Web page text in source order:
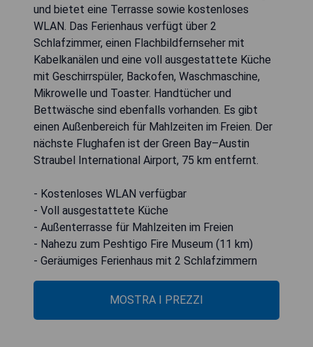
und bietet eine Terrasse sowie kostenloses
WLAN. Das Ferienhaus verfügt über 2
Schlafzimmer, einen Flachbildfernseher mit
Kabelkanälen und eine voll ausgestattete Küche
mit Geschirrspüler, Backofen, Waschmaschine,
Mikrowelle und Toaster. Handtücher und
Bettwäsche sind ebenfalls vorhanden. Es gibt
einen Außenbereich für Mahlzeiten im Freien. Der
nächste Flughafen ist der Green Bay–Austin
Straubel International Airport, 75 km entfernt.
- Kostenloses WLAN verfügbar
- Voll ausgestattete Küche
- Außenterrasse für Mahlzeiten im Freien
- Nahezu zum Peshtigo Fire Museum (11 km)
- Geräumiges Ferienhaus mit 2 Schlafzimmern
MOSTRA I PREZZI